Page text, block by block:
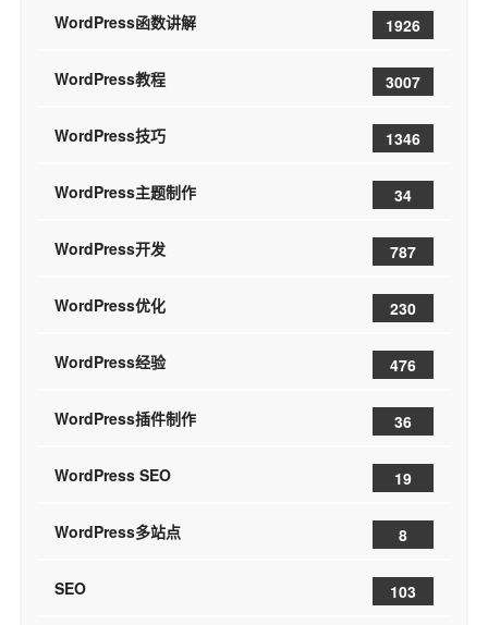
WordPress函数讲解 1926
WordPress教程 3007
WordPress技巧 1346
WordPress主题制作 34
WordPress开发 787
WordPress优化 230
WordPress经验 476
WordPress插件制作 36
WordPress SEO 19
WordPress多站点 8
SEO 103